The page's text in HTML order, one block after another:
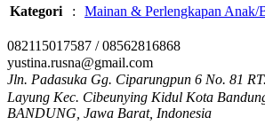
Kategori
: Mainan & Perlengkapan Anak/
082115017587 / 08562816868
yustina.rusna@gmail.com
Jln. Padasuka Gg. Ciparungpun 6 No. 81
Layung Kec. Cibeunying Kidul Kota
BANDUNG, Jawa Barat, Indonesia